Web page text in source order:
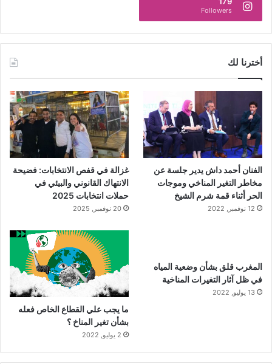
Followers
أخترنا لك
الفنان أحمد داش يدير جلسة عن
مخاطر التغير المناخي وموجات
الحر أثناء قمة شرم الشيخ
12 نوفمبر, 2022
غزالة في قفص الانتخابات: فضيحة
الانتهاك القانوني والبيئي في
حملات انتخابات 2025
20 نوفمبر, 2025
المغرب قلق بشأن وضعية المياه
في ظل آثار التغيرات المناخية
13 يوليو, 2022
ما يجب علي القطاع الخاص فعله
بشأن تغير المناخ ؟
2 يوليو, 2022